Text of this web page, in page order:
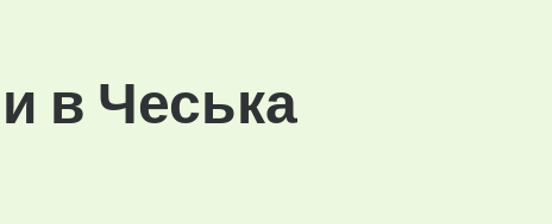
в Чеська